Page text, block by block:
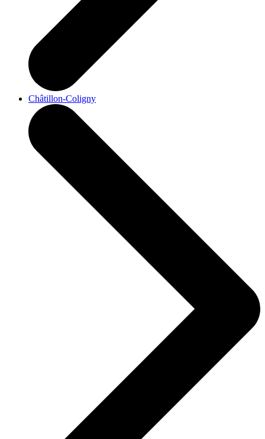
Châtillon-Coligny